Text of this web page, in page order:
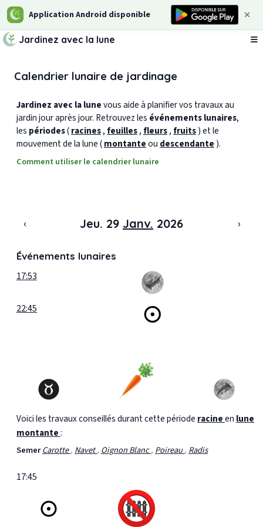
Application Android disponible
Jardinez avec la lune
Calendrier lunaire de jardinage
Jardinez avec la lunevous aide à planifier vos travaux au
jardin jour après jour. Retrouvez les événements lunaires,
les périodes(racines, feuilles, fleurs, fruits) et le
mouvement de la lune (montanteou descendante ).
Comment utiliser le calendrier lunaire
‹ Jeu. 29 Janv. 2026 ›
Événements lunaires
17:53
22:45
Voici les travaux conseillés durant cette période racineen lune
montante:
SemerCarotte, Navet, Oignon Blanc, Poireau, Radis
17:45